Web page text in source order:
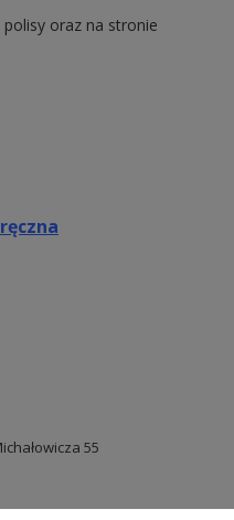
polisy oraz na stronie
55